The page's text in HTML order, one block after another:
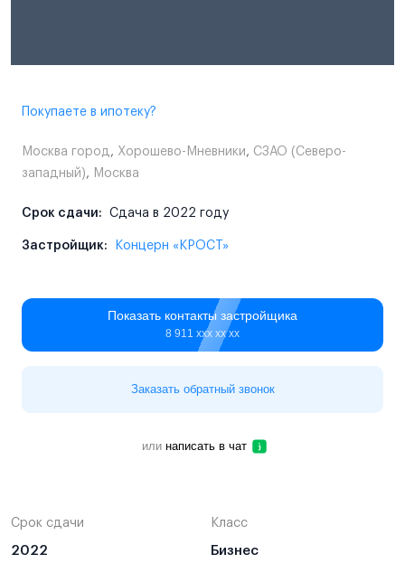
Покупаете в ипотеку?
Москва город , Хорошево-Мневники, СЗАО (Северо-
западный), Москва
Срок сдачи: Сдача в 2022 году
Застройщик: Концерн «КРОСТ»
Показать контакты застройщика
8 911 ххх хх хх
Заказать обратный звонок
или написать в чат
Срок сдачи
2022
Класс
Бизнес